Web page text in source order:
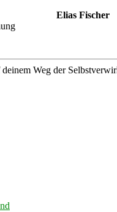
Elias Fischer
Weg der